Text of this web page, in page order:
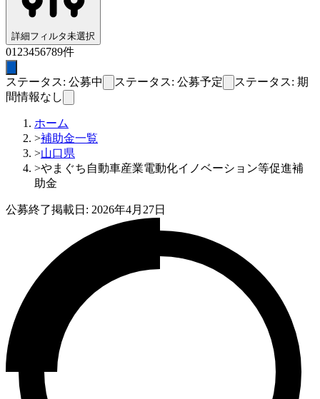
詳細フィルタ未選択
01 23456789件
ステータス: 公募中 ステータス: 公募予定
ステータス: 期
間情報なし
ホーム
>補助金一覧
>山口県
>やまぐち自動車産業電動化イノベーション等促進補
助金
公募終了掲載日: 2026年4月27日